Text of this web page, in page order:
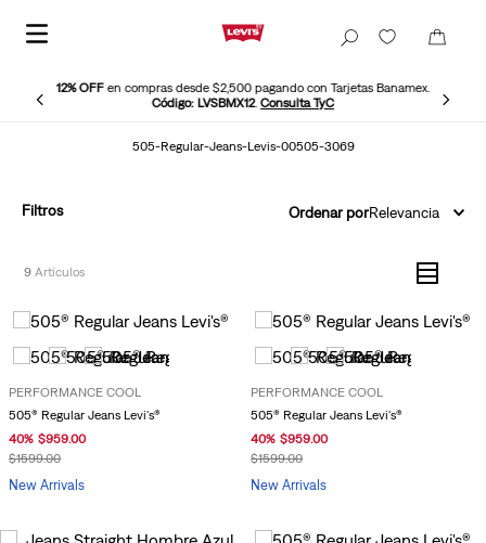
12% OFFen compras desde $2,500 pagando con Tarjetas Banamex.
Código: LVSBMX12. Consulta TyC
505-Regular-Jeans-Levis-00505-3069
Filtros Ordenar porRelevancia
9
PERFORMANCE COOL
505® Regular Jeans Levi's®
40% $959.00
$1599.00
New Arrivals
PERFORMANCE COOL
505® Regular Jeans Levi's®
40% $959.00
$1599.00
New Arrivals